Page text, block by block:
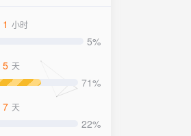
1 小时
5%
5 天
71%
7 天
22%